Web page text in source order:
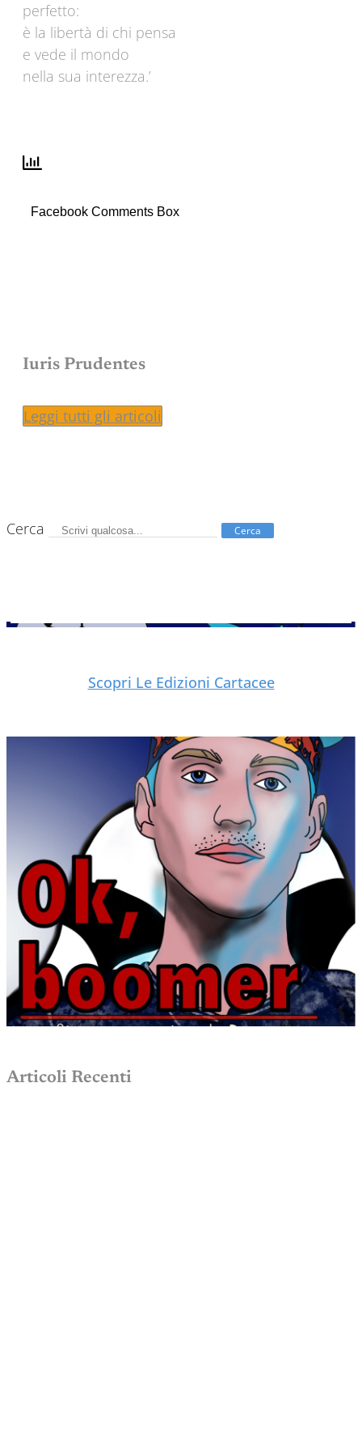
perfetto:
è la libertà di chi pensa
e vede il mondo
nella sua interezza.’
Facebook Comments Box
Iuris Prudentes
Leggi tutti gli articoli
Cerca Cerca
Scopri Le Edizioni Cartacee
Articoli Recenti